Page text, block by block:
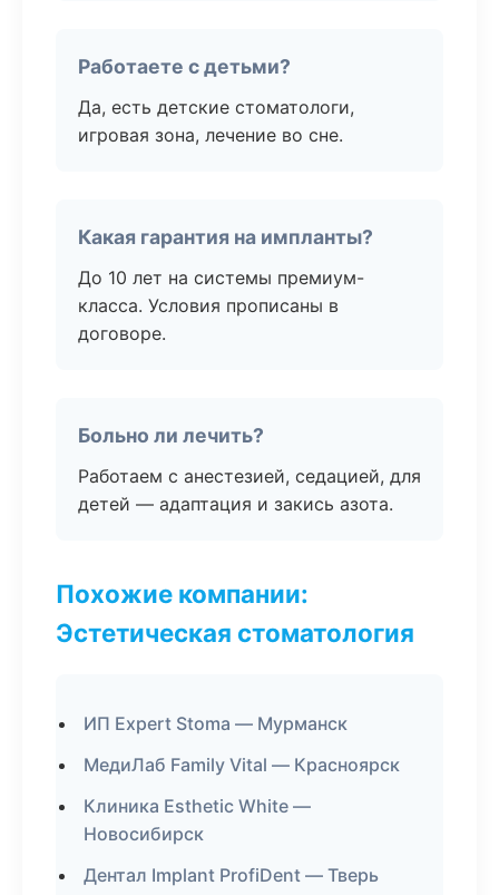
Работаете с детьми?
Да, есть детские стоматологи,
игровая зона, лечение во сне.
Какая гарантия на импланты?
До 10 лет на системы премиум-
класса. Условия прописаны в
договоре.
Больно ли лечить?
Работаем с анестезией, седацией, для
детей — адаптация и закись азота.
Похожие компании:
Эстетическая стоматология
ИП Expert Stoma — Мурманск
МедиЛаб Family Vital — Красноярск
Клиника Esthetic White —
Новосибирск
Дентал Implant ProfiDent — Тверь